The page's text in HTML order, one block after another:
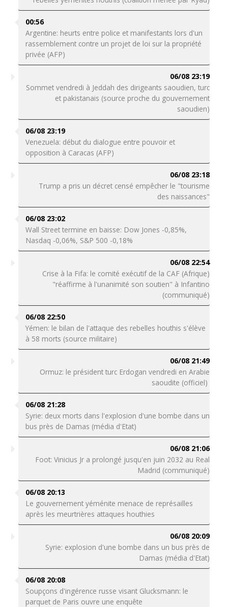
00:56
Argentine: heurts entre police et manifestants lors d'un
rassemblement contre un projet de loi sur la propriété
privée (AFP)
06/08 23:19
Sommet vendredi à Jeddah des dirigeants saoudien, turc
et pakistanais (source proche du gouvernement
saoudien)
06/08 23:19
Venezuela: début du dialogue entre pouvoir et
opposition à Caracas (AFP)
06/08 23:18
Trump a pris un décret censé empêcher le "tourisme
des naissances"
06/08 23:02
Wall Street termine en baisse: Dow Jones -0,85%,
Nasdaq -0,06%, S&P 500 -0,18%
06/08 22:54
Crise à la Fifa: le comité exécutif de la CAF (Afrique)
"réaffirme à l'unanimité son soutien" à Infantino
(communiqué)
06/08 22:50
Yémen: le bilan de l'attaque des rebelles houthis s'élève
à 58 morts (source militaire)
06/08 21:49
Ormuz: le président turc Erdogan vendredi en Arabie
saoudite (officiel)
06/08 21:28
Syrie: deux morts dans l'explosion d'une bombe dans un
bus près de Damas (média d'Etat)
06/08 21:06
Foot: Vinicius Jr a prolongé jusqu'en juin 2032 au Real
Madrid (communiqué)
06/08 20:13
Le gouvernement yéménite menace de représailles
après les meurtrières attaques houthies
06/08 20:09
Syrie: explosion d'une bombe dans un bus près de
Damas (média d'Etat)
06/08 20:08
Soupçons d'ingérence russe visant Glucksmann: le
parquet de Paris ouvre une enquête